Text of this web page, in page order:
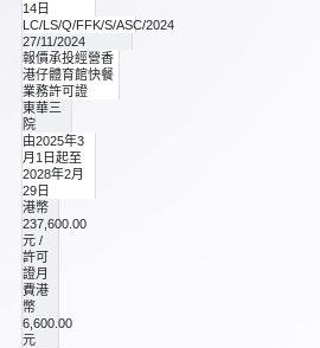
14日
港幣
1,010,880.00
元 /
許可
證月
費港
幣
28,080.00
元
LC/LS/Q/FFK/S/ASC/2024
27/11/2024
報價承投經營香
港仔體育館快餐
業務許可證
東華三
院
由2025年3
月1日起至
2028年2月
29日
港幣
237,600.00
元 /
許可
證月
費港
幣
6,600.00
元